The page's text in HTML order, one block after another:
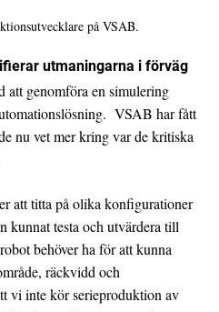
på VSAB.
utmaningarna i förväg
att genomföra en simulering
VSAB har fått
nu vet mer kring var de kritiska
att titta på olika konfigurationer
kunnat testa och utvärdera till
behöver ha för att kunna
räckvidd och
vi inte kör serieproduktion av